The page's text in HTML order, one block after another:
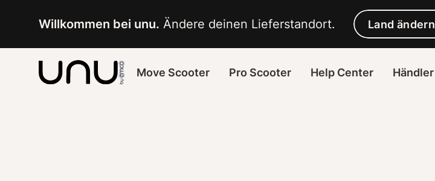
Willkommen bei unu. Ändere deinen Lieferstandort. Land ändern
Move Scooter Pro Scooter Help Center Händler